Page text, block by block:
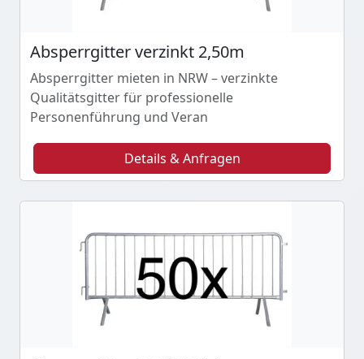
Absperrgitter verzinkt 2,50m
Absperrgitter mieten in NRW – verzinkte
Qualitätsgitter für professionelle
Personenführung und Veran
Details & Anfragen